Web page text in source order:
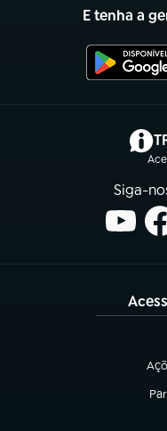
E tenha a
Siga-